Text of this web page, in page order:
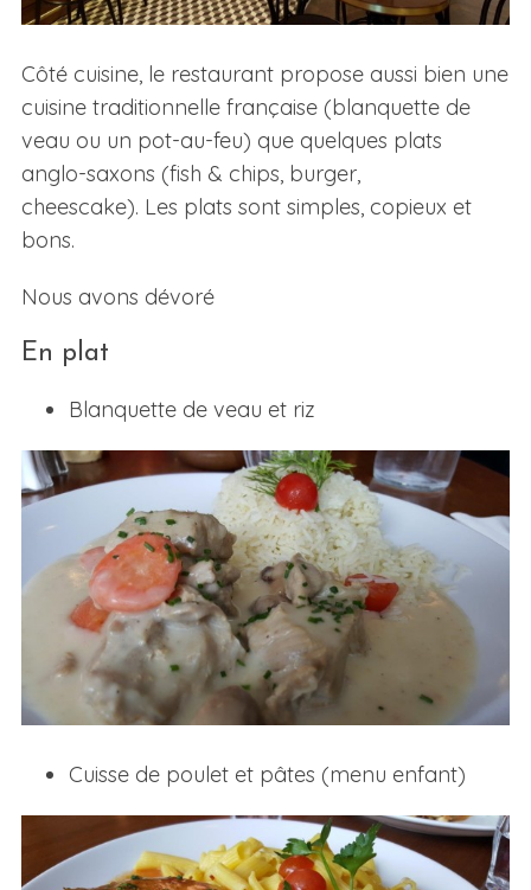
Côté cuisine, le restaurant propose aussi bien une
cuisine traditionnelle française (blanquette de
veau ou un pot-au-feu) que quelques plats
anglo-saxons (fish & chips, burger,
cheescake). Les plats sont simples, copieux et
bons.
Nous avons dévoré
En plat
Blanquette de veau et riz
Cuisse de poulet et pâtes (menu enfant)